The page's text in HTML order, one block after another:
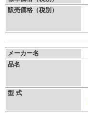
販売価格（税別）
メーカー名
品名
型 式